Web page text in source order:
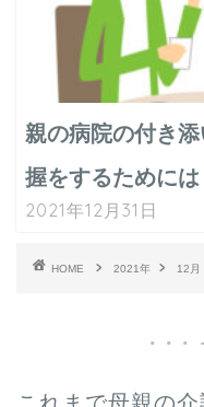
親の病院の付き
握をするために
2021年12月31日
HOME 2021年 12月